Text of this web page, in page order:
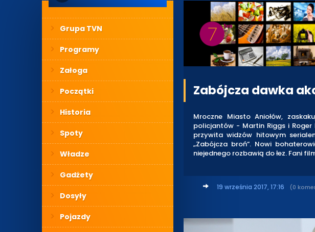
Grupa TVN
Programy
Załoga
Początki
Historia
Spoty
Władze
Gadżety
Dosyły
Pojazdy
Zabójcza dawka
Mroczne Miasto Aniołów,
policjantów - Martin Riggs i Roger
przywita widzów hitowym
„Zabójcza broń”. Nowi
niejednego rozbawią do łez. Fani
19 września 2017, 17:16 (0